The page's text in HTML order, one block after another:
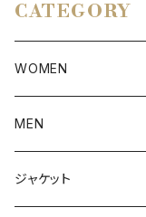
CATEGORY
WOMEN
アウター
ボトムス
MEN
アウター
ジャケット